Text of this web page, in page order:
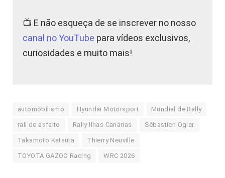
📺 E não esqueça de se inscrever no nosso
canal no YouTube para vídeos exclusivos,
curiosidades e muito mais!
automobilismo Hyundai Motorsport Mundial de Rally
rali de asfalto Rally Ilhas Canárias Sébastien Ogier
Takamoto Katsuta Thierry Neuville
TOYOTA GAZOO Racing WRC 2026